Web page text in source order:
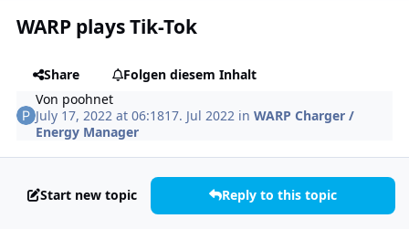
WARP plays Tik-Tok
Share
Folgen diesem Inhalt
Von poohnet
July 17, 2022 at 06:1817. Jul 2022 inWARP Charger /
Energy Manager
Start new topic Reply to this topic